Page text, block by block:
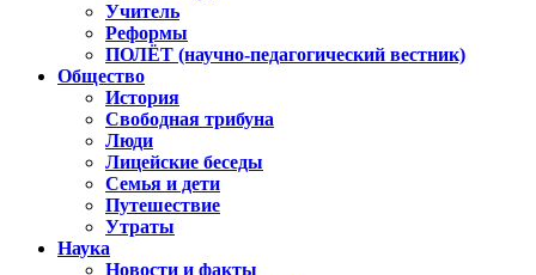
Учитель
Реформы
ПОЛЁТ (научно-педагогический вестник)
Общество
История
Свободная трибуна
Люди
Лицейские беседы
Семья и дети
Путешествие
Утраты
Наука
Новости и факты